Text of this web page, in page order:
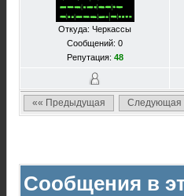
Откуда: Черкассы
Сообщений: 0
Репутация: 48
«« Предыдущая Следующая
Сообщения в